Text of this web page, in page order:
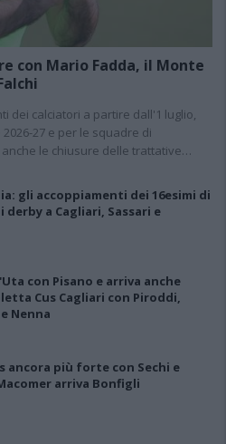
con Mario Fadda, il Monte
dei calciatori a partire dall'1 luglio,
27 e per le squadre di
le chiusure delle trattative…
gli accoppiamenti dei 16esimi di
derby a Cagliari, Sassari e
con Pisano e arriva anche
Cus Cagliari con Piroddi,
Nenna
ancora più forte con Sechi e
arriva Bonfigli